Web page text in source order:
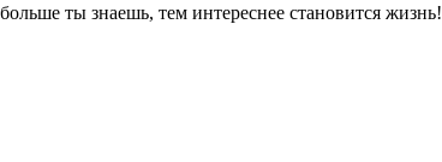
ты знаешь, тем интереснее становится жизнь!